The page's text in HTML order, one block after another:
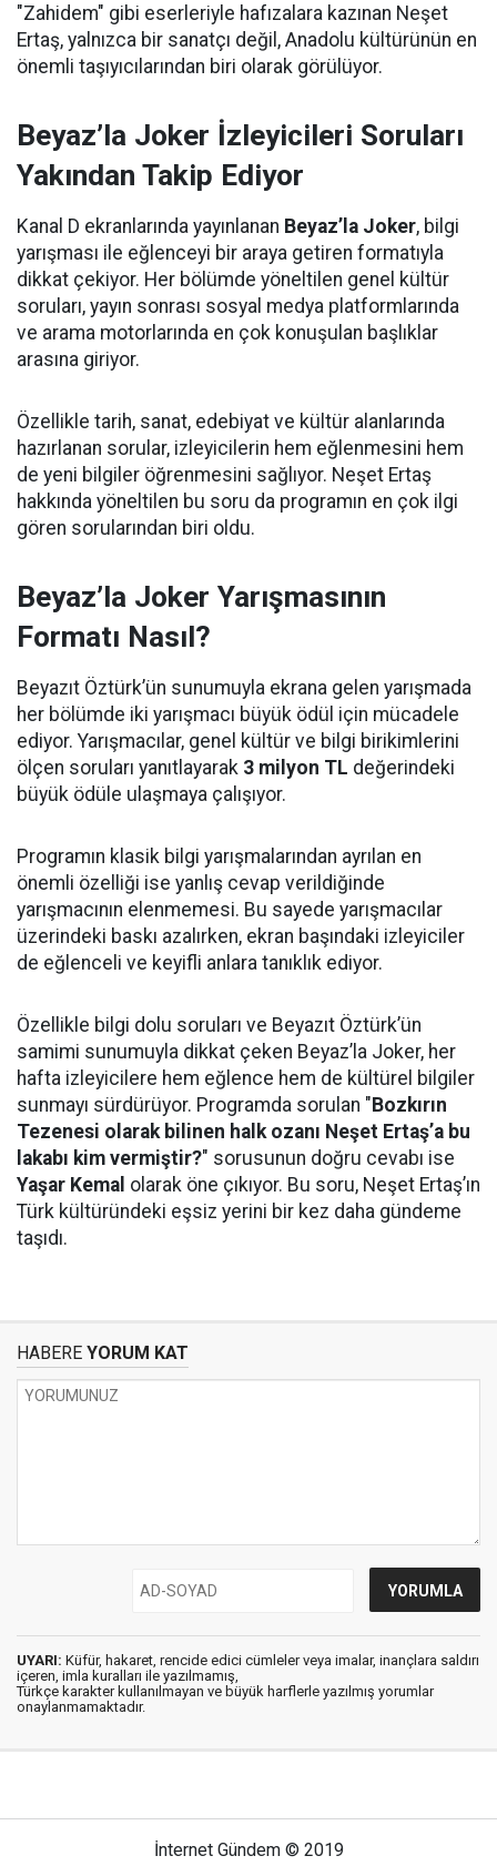
"Zahidem" gibi eserleriyle hafızalara kazınan Neşet
Ertaş, yalnızca bir sanatçı değil, Anadolu kültürünün en
önemli taşıyıcılarından biri olarak görülüyor.
Beyaz’la Joker İzleyicileri Soruları
Yakından Takip Ediyor
Kanal D ekranlarında yayınlanan Beyaz’la Joker, bilgi
yarışması ile eğlenceyi bir araya getiren formatıyla
dikkat çekiyor. Her bölümde yöneltilen genel kültür
soruları, yayın sonrası sosyal medya platformlarında
ve arama motorlarında en çok konuşulan başlıklar
arasına giriyor.
Özellikle tarih, sanat, edebiyat ve kültür alanlarında
hazırlanan sorular, izleyicilerin hem eğlenmesini hem
de yeni bilgiler öğrenmesini sağlıyor. Neşet Ertaş
hakkında yöneltilen bu soru da programın en çok ilgi
gören sorularından biri oldu.
Beyaz’la Joker Yarışmasının
Formatı Nasıl?
Beyazıt Öztürk’ün sunumuyla ekrana gelen yarışmada
her bölümde iki yarışmacı büyük ödül için mücadele
ediyor. Yarışmacılar, genel kültür ve bilgi birikimlerini
ölçen soruları yanıtlayarak 3 milyon TL değerindeki
büyük ödüle ulaşmaya çalışıyor.
Programın klasik bilgi yarışmalarından ayrılan en
önemli özelliği ise yanlış cevap verildiğinde
yarışmacının elenmemesi. Bu sayede yarışmacılar
üzerindeki baskı azalırken, ekran başındaki izleyiciler
de eğlenceli ve keyifli anlara tanıklık ediyor.
Özellikle bilgi dolu soruları ve Beyazıt Öztürk’ün
samimi sunumuyla dikkat çeken Beyaz’la Joker, her
hafta izleyicilere hem eğlence hem de kültürel bilgiler
sunmayı sürdürüyor. Programda sorulan " Bozkırın
Tezenesi olarak bilinen halk ozanı Neşet Ertaş’a bu
lakabı kim vermiştir?" sorusunun doğru cevabı ise
Yaşar Kemal olarak öne çıkıyor. Bu soru, Neşet Ertaş’ın
Türk kültüründeki eşsiz yerini bir kez daha gündeme
taşıdı.
HABERE YORUM KAT
UYARI: Küfür, hakaret, rencide edici cümleler veya imalar, inançlara saldırı
içeren, imla kuralları ile yazılmamış,
Türkçe karakter kullanılmayan ve büyük harflerle yazılmış yorumlar
onaylanmamaktadır.
İnternet Gündem © 2019